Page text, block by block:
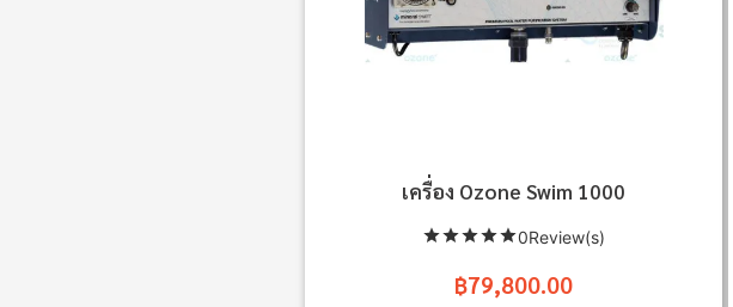
เครื่อง Ozone Swim 1000
0Review(s)
฿79,800.00